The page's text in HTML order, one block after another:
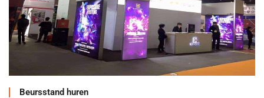
Beursstand huren